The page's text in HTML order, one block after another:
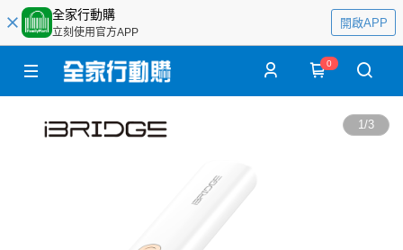
全家行動購
立刻使用官方APP
開啟APP
0
1/3